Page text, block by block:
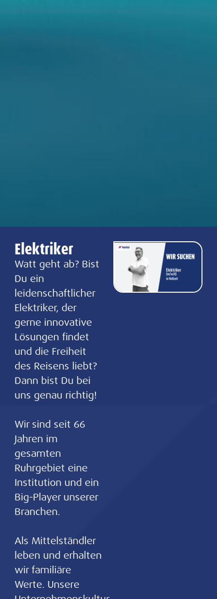
Elektriker
Watt geht ab? Bist
Du ein
leidenschaftlicher
Elektriker, der
gerne innovative
Lösungen findet
und die Freiheit
des Reisens liebt?
Dann bist Du bei
uns genau richtig!
Wir sind seit 66
Jahren im
gesamten
Ruhrgebiet eine
Institution und ein
Big-Player unserer
Branchen.
Als Mittelständler
leben und erhalten
wir familiäre
Werte. Unsere